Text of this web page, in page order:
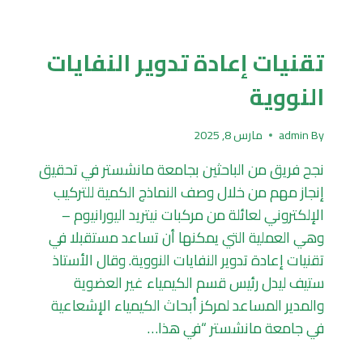
تقنيات إعادة تدوير النفايات
النووية
By
admin مارس 8, 2025
نجح فريق من الباحثين بجامعة مانشستر في تحقيق
إنجاز مهم من خلال وصف النماذج الكمية للتركيب
الإلكتروني لعائلة من مركبات نيتريد اليورانيوم –
وهي العملية التي يمكنها أن تساعد مستقبلا في
تقنيات إعادة تدوير النفايات النووية. وقال الأستاذ
ستيف ليدل رئيس قسم الكيمياء غير العضوية
والمدير المساعد لمركز أبحاث الكيمياء الإشعاعية
في جامعة مانشستر “في هذا…